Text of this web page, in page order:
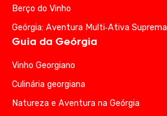
Berço do Vinho
Geórgia: Aventura Multi‑Ativa Suprema
Guia da Geórgia
Vinho Georgiano
Culinária georgiana
Natureza e Aventura na Geórgia